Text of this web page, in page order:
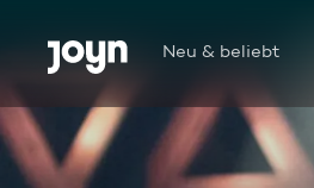
Zum Inhalt springen
Barrierefrei Neu & beliebt